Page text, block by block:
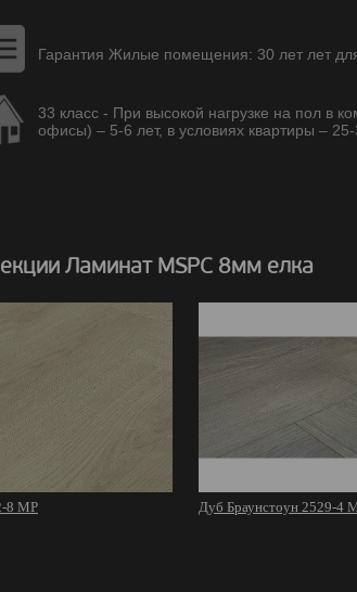
Гарантия Жилые помещения: 30 лет лет
33 класс - При высокой нагрузке на пол в
офисы) – 5-6 лет, в условиях квартиры – 25-
Ламинат MSPC 8мм елка
8 MР Дуб Браунстоун 2529-4